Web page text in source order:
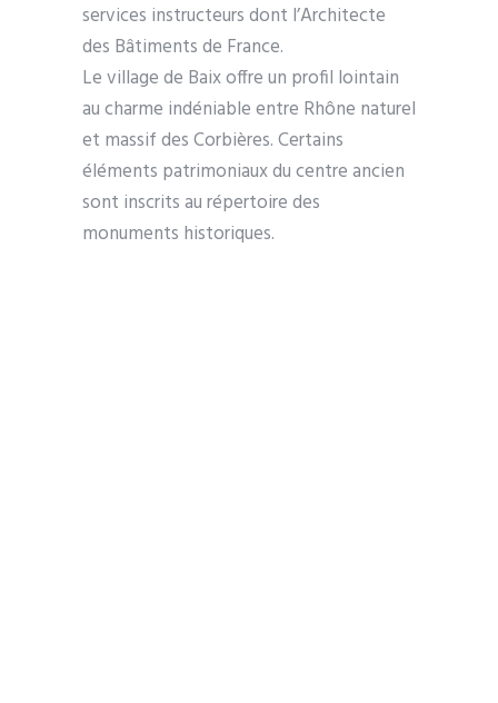
services instructeurs dont l’Architecte
des Bâtiments de France.
Le village de Baix offre un profil lointain
au charme indéniable entre Rhône naturel
et massif des Corbières. Certains
éléments patrimoniaux du centre ancien
sont inscrits au répertoire des
monuments historiques.